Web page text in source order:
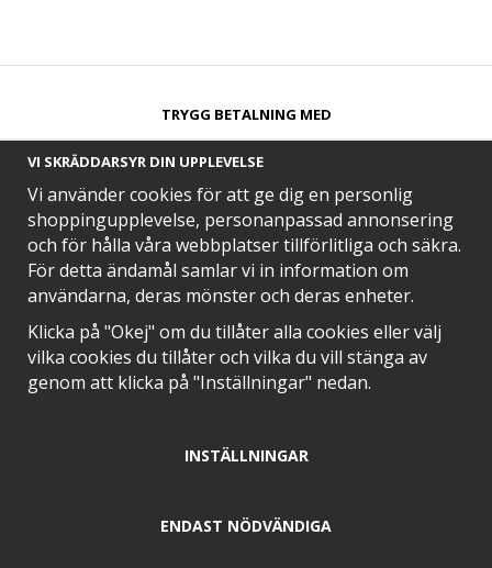
TRYGG BETALNING MED​
SNABB LEVERANS MED
EN DEL AV
VI SKRÄDDARSYR DIN UPPLEVELSE
Vi använder cookies för att ge dig en personlig
shoppingupplevelse, personanpassad annonsering
och för hålla våra webbplatser tillförlitliga och säkra.
För detta ändamål samlar vi in information om
användarna, deras mönster och deras enheter.
Klicka på "Okej" om du tillåter alla cookies eller välj
vilka cookies du tillåter och vilka du vill stänga av
genom att klicka på "Inställningar" nedan.
INSTÄLLNINGAR
ENDAST NÖDVÄNDIGA